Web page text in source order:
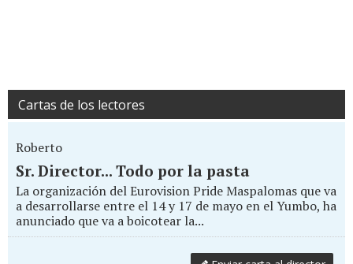
Cartas de los lectores
Roberto
Sr. Director... Todo por la pasta
La organización del Eurovision Pride Maspalomas que va
a desarrollarse entre el 14 y 17 de mayo en el Yumbo, ha
anunciado que va a boicotear la...